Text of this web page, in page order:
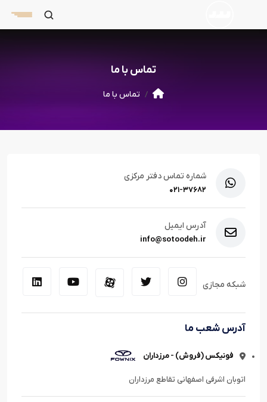
تماس با ما
تماس با ما
شماره تماس دفتر مرکزی
۰۲۱-۳۷۶۸۲
آدرس ایمیل
info@sotoodeh.ir
شبکه مجازی
آدرس شعب ما
فونیکس (فروش) - مرزداران
اتوبان اشرفی اصفهانی تقاطع مرزداران